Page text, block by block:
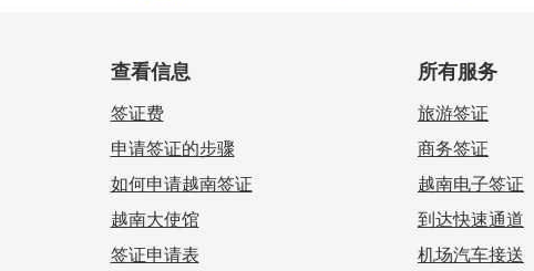
查看信息
签证费
申请签证的步骤
如何申请越南签证
越南大使馆
签证申请表
所有服务
旅游签证
商务签证
越南电子签证
到达快速通道
机场汽车接送